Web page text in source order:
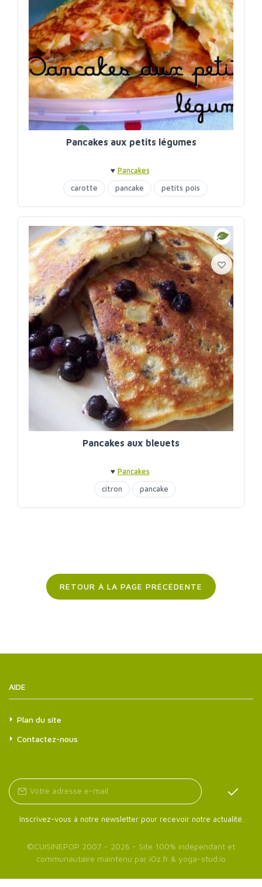
Pancakes aux petits légumes
♥ Pancakes
carotte
pancake petits pois
poireaux
Pancakes aux bleuets
♥ Pancakes
citron
pancake
RETOUR À LA PAGE PRÉCÉDENTE
AIDE
Plan du site
Contactez-nous
Inscrivez-vous à notre newsletter pour recevoir notre actualité.
©CUISINEPOP 2007 - 2026 - Site 100% indépendant et
communautaire maintenu par iOz.fr & yoga-stud.io